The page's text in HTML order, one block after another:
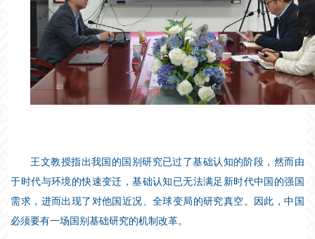
王文教授指出我国的国别研究已过了基础认知的阶段，然而由
于时代与环境的快速变迁，基础认知已无法满足新时代中国的强国
需求，进而出现了对他国近况、全球变局的研究真空。因此，中国
必须要有一场国别基础研究的机制改革。